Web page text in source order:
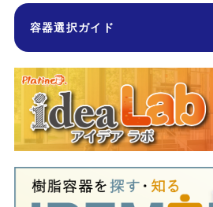
容器選択ガイド